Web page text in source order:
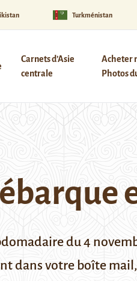
Turkménistan
Carnets d’Asie
centrale
Acheter
Photos
du 4
dans votre boîte mail,